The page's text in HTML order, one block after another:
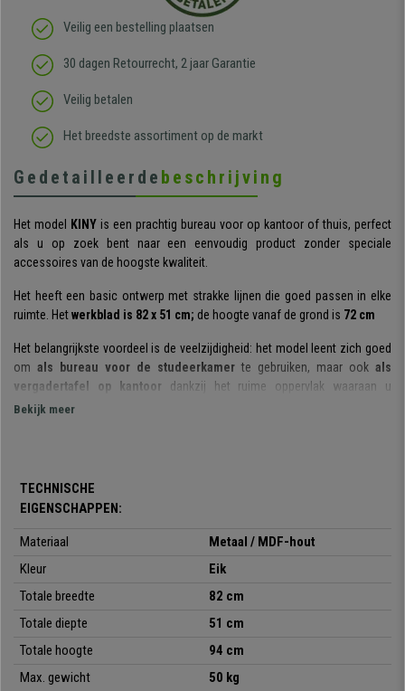
Veilig een bestelling plaatsen
30 dagen Retourrecht, 2 jaar Garantie
Veilig betalen
Het breedste assortiment op de markt
Gedetailleerde beschrijving
Het model KINY is een prachtig bureau voor op kantoor of thuis, perfect
als u op zoek bent naar een eenvoudig product zonder speciale
accessoires van de hoogste kwaliteit.
Het heeft een basic ontwerp met strakke lijnen die goed passen in elke
ruimte. Hetwerkblad is 82 x 51 cm; de hoogte vanaf de grond is 72 cm
Het belangrijkste voordeel is de veelzijdigheid: het model leent zich goed
om als bureau voor de studeerkamer te gebruiken, maar ook als
vergadertafel op kantoor dankzij het ruime oppervlak waaraan u
comfortabel kunt werken.
Hij isvervaardigd met materialen van topkwaliteit: de structuur is van
metaal, wat zorgt voor stabiliteit en stevigheid; het
gemakkelijk schoon te maken. Bovendien is het gelakt om het resistenter
en waterdichter te maken. Het bureau ondersteunt een
De poten zijn voorzien van in hoogte verstelbare rubberen nopjes
Aan de ene kant dienen ze om de vloer te beschermen tegen lelijke
krassen en aan de andere kant zorgen ze voor meer stabiliteit omdat u
hierdoor de tafel waterpas kan zetten, zelfs als de vloer onregelmatig is.
Bekijk meer
TECHNISCHE
EIGENSCHAPPEN:
Materiaal
Metaal / MDF-hout
Kleur
Eik
Totale breedte
82 cm
Totale diepte
51 cm
Totale hoogte
94 cm
Max. gewicht
50 kg